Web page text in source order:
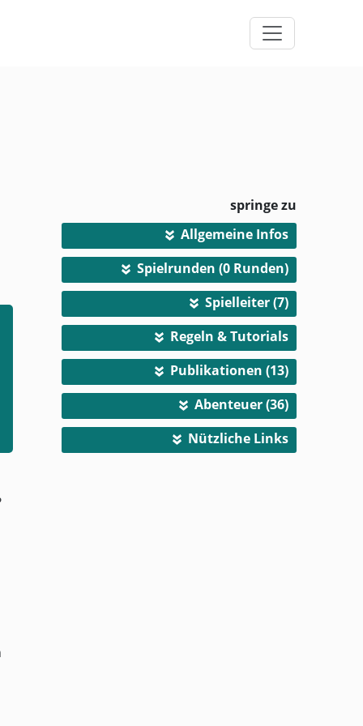
springe zu
»Allgemeine Infos
»Spielrunden (0 Runden)
»Spielleiter (7)
»Regeln & Tutorials
»Publikationen (13)
»Abenteuer (36)
»Nützliche Links